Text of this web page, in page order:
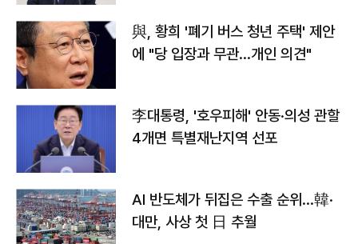
與, 황희 '폐기 버스 청년 주택' 제안
에 "당 입장과 무관…개인 의견"
李대통령, '호우피해' 안동·의성 관할
4개면 특별재난지역 선포
AI 반도체가 뒤집은 수출 순위…韓·
대만, 사상 첫 日 추월